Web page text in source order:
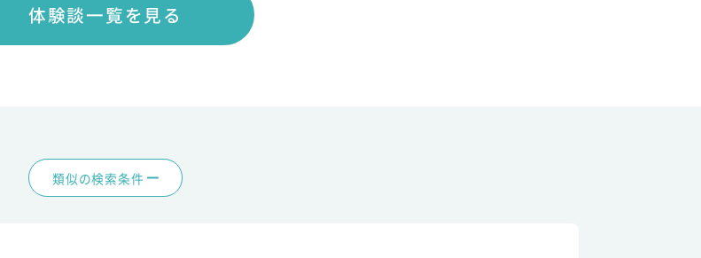
体験談一覧を見る
類似の検索条件